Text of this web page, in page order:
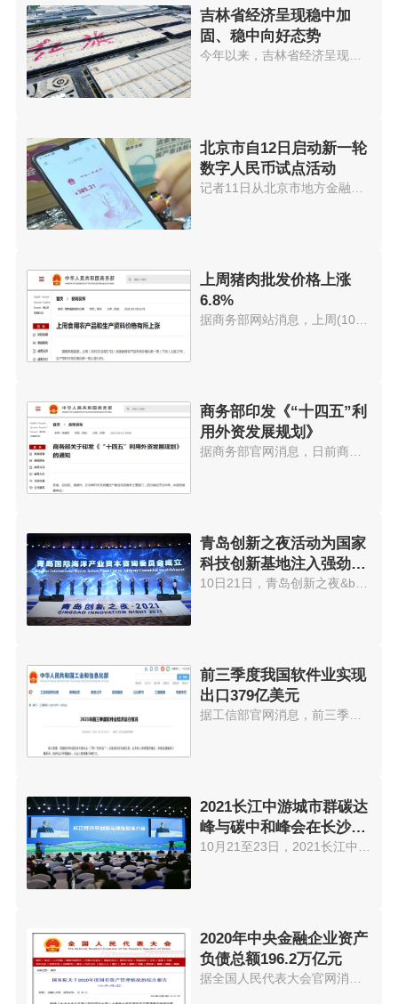
吉林省经济呈现稳中加
固、稳中向好态势
今年以来，吉林省经济呈现稳中加...
北京市自12日启动新一轮
数字人民币试点活动
上周猪肉批发价格上涨
6.8%
商务部印发《“十四五”利
用外资发展规划》
青岛创新之夜活动为国家
科技创新基地注入强劲动
能
前三季度我国软件业实现
出口379亿美元
2021长江中游城市群碳达
峰与碳中和峰会在长沙举
办
10月21至23日，2021长江中游城市...
2020年中央金融企业资产
负债总额196.2万亿元
据全国人民代表大会官网消息，《...